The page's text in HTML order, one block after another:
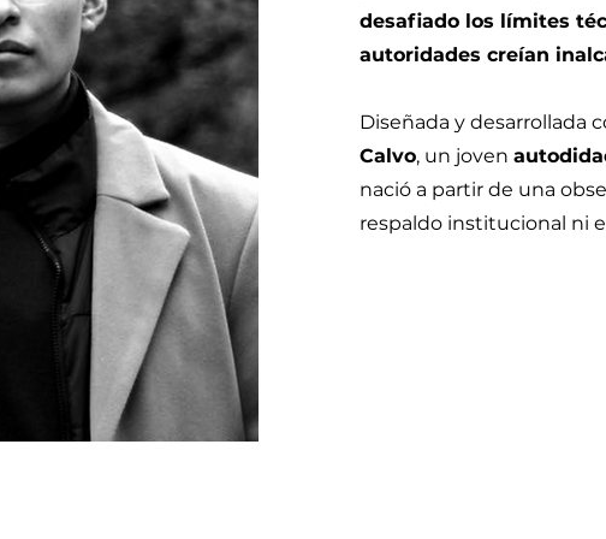
desafiado los límites
autoridades creían
Diseñada y desarrollada
Calvo, un joven
nació a partir de una
respaldo institucional ni